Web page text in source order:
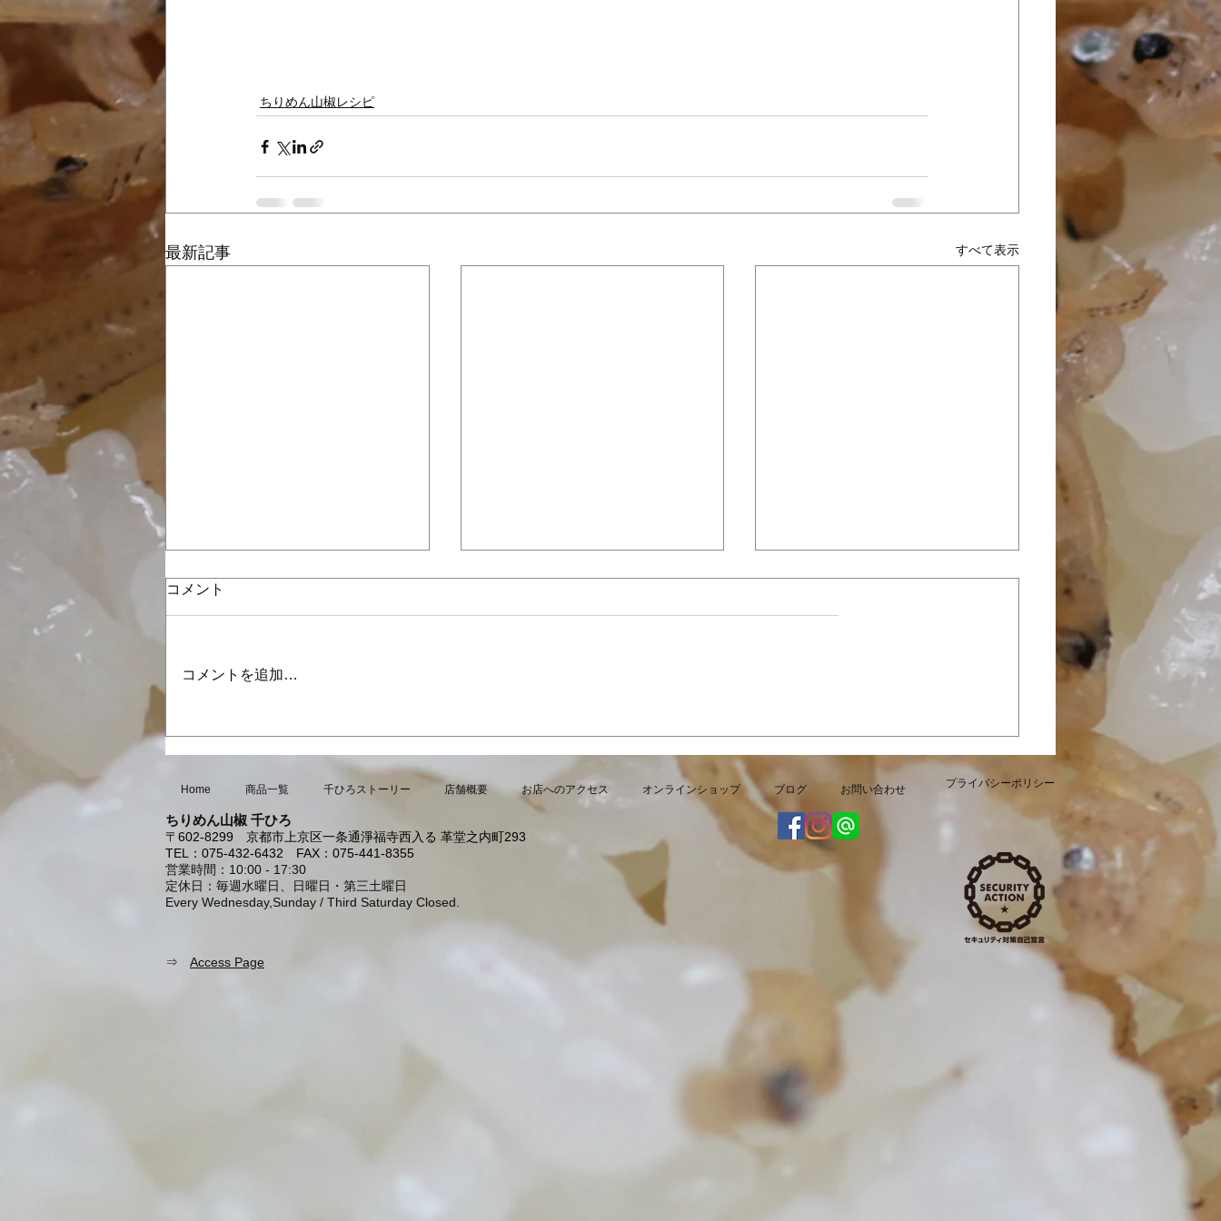
ちりめん山椒レシピ
最新記事 すべて表示
こ」販売開始いたしました！
コメント
コメントを追加…
Home 商品一覧 千ひろストーリー 店舗概要 お店へのアクセス オンラインショップ ブログ お問い合わせ
ちりめん山椒 千ひろ
〒602-8299 京都市上京区一条通淨福寺西入る 革堂之内町293
TEL：075-432-6432 FAX：075-441-8355
営業時間：10:00 - 17:30
定休日：毎週水曜日、日曜日・第三土曜日
Every Wednesday,Sunday / Third Saturday Closed.
プライバシーポリシー
⇒ Access Page